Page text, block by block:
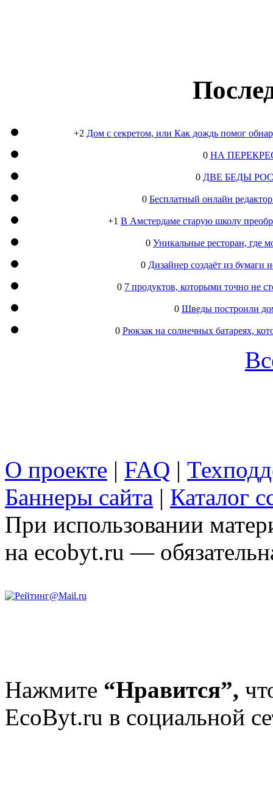
+2 Дом с секретом, или Как дождь помог
0 НА
0 ДВЕ БЕДЫ
0 Бесплатный онлайн
+1 В Амстердаме старую школу
0 Уникальные ресторан, где
0 Дизайнер создаёт из
0 7 продуктов, которыми точно не
0 Шведы построили
0 Рюкзак на солнечных батареях,
О проекте | FAQ |
Баннеры сайта | Каталог
При использовании
на ecobyt.ru —
Нажмите “Нравится”,
EcoByt.ru в социальной